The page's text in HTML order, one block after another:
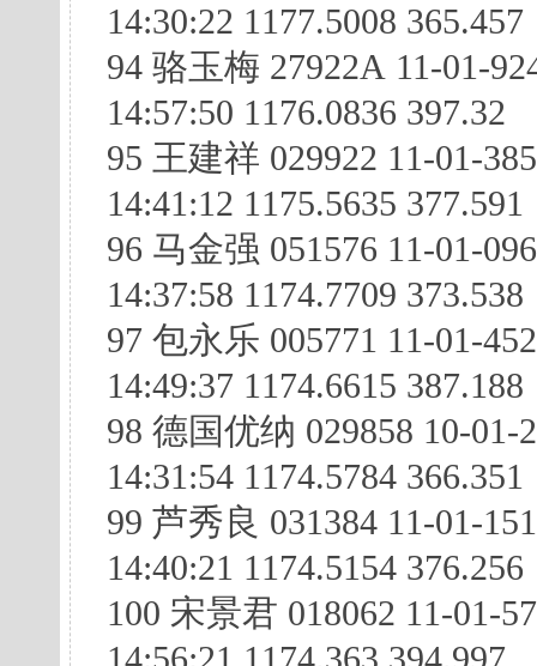
14:30:22 1177.5008 365.457
94 骆玉梅 27922A 11-01-
14:57:50 1176.0836 397.32
95 王建祥 029922 11-01-
14:41:12 1175.5635 377.591
96 马金强 051576 11-01-
14:37:58 1174.7709 373.538
97 包永乐 005771 11-01-
14:49:37 1174.6615 387.188
98 德国优纳 029858 10-01-
14:31:54 1174.5784 366.351
99 芦秀良 031384 11-01-
14:40:21 1174.5154 376.256
100 宋景君 018062 11-01-